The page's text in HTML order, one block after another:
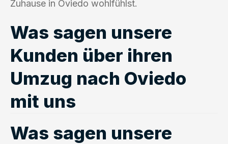
Zuhause in Oviedo wohlfühlst.
Was sagen unsere
Kunden über ihren
Umzug nach Oviedo
mit uns
Was sagen unsere